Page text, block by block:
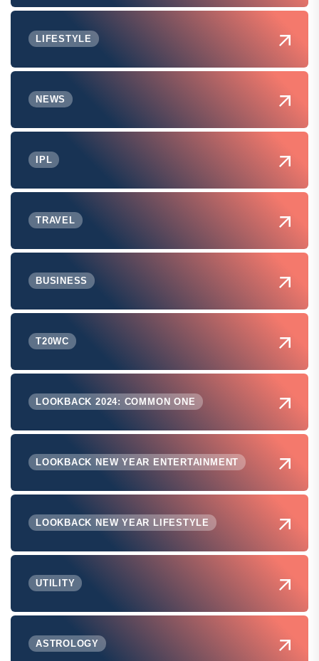
LIFESTYLE
NEWS
IPL
TRAVEL
BUSINESS
T20WC
LOOKBACK 2024: COMMON ONE
LOOKBACK NEW YEAR ENTERTAINMENT
LOOKBACK NEW YEAR LIFESTYLE
UTILITY
ASTROLOGY